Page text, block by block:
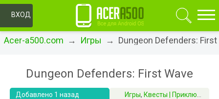
ВХОД
Acer-a500.com → Игры → Dungeon Defenders: First
Dungeon Defenders: First Wave
Добавлено 1 назад Игры, Квесты | Приключения | RPG